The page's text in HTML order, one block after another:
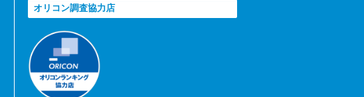
オリコン調査協力店